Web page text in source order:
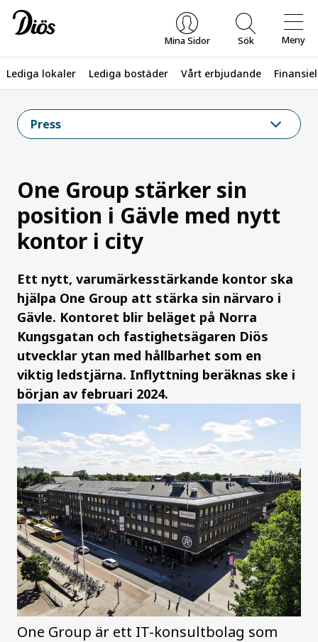
Mina Sidor Sök Meny
Lediga lokaler Lediga bostäder Vårt erbjudande
Press
One Group stärker sin
position i Gävle med nytt
kontor i city
Ett nytt, varumärkesstärkande kontor ska
hjälpa One Group att stärka sin närvaro i
Gävle. Kontoret blir beläget på Norra
Kungsgatan och fastighetsägaren Diös
utvecklar ytan med hållbarhet som en
viktig ledstjärna. Inflyttning beräknas ske i
början av februari 2024.
One Group är ett IT-konsultbolag som